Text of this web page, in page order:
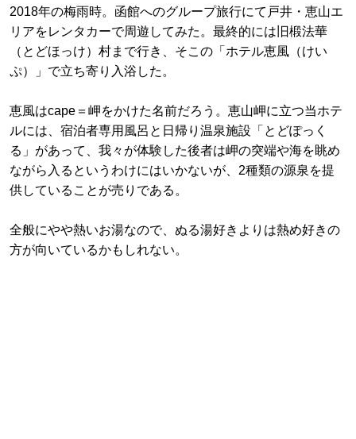
2018年の梅雨時。函館へのグループ旅行にて戸井・恵山エ
リアをレンタカーで周遊してみた。最終的には旧椴法華
（とどほっけ）村まで行き、そこの「ホテル恵風（けい
ぷ）」で立ち寄り入浴した。
恵風はcape＝岬をかけた名前だろう。恵山岬に立つ当ホテ
ルには、宿泊者専用風呂と日帰り温泉施設「とどぽっく
る」があって、我々が体験した後者は岬の突端や海を眺め
ながら入るというわけにはいかないが、2種類の源泉を提
供していることが売りである。
全般にやや熱いお湯なので、ぬる湯好きよりは熱め好きの
方が向いているかもしれない。